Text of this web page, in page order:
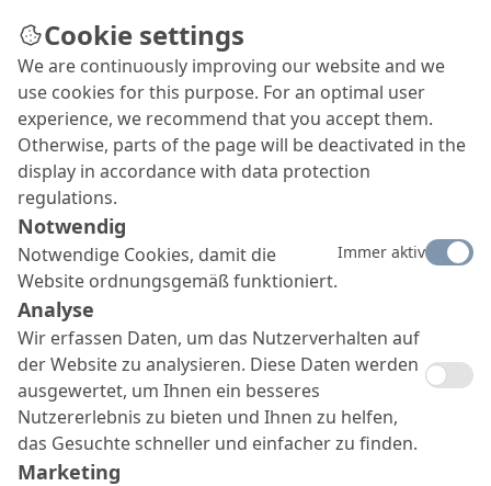
Cookie settings
We are continuously improving our website and we
use cookies for this purpose. For an optimal user
experience, we recommend that you accept them.
Otherwise, parts of the page will be deactivated in the
display in accordance with data protection
regulations.
Notwendig
Notwendige Cookies, damit die
Website ordnungsgemäß funktioniert.
Immer aktiv
Analyse
Wir erfassen Daten, um das Nutzerverhalten auf
der Website zu analysieren. Diese Daten werden
ausgewertet, um Ihnen ein besseres
Nutzererlebnis zu bieten und Ihnen zu helfen,
das Gesuchte schneller und einfacher zu finden.
Marketing